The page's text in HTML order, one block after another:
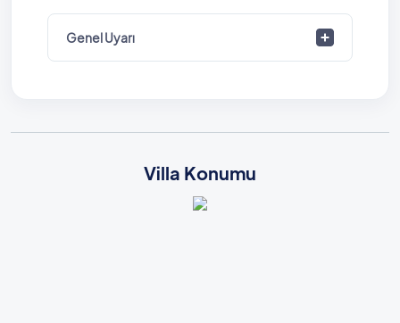
Genel Uyarı
Villa Konumu